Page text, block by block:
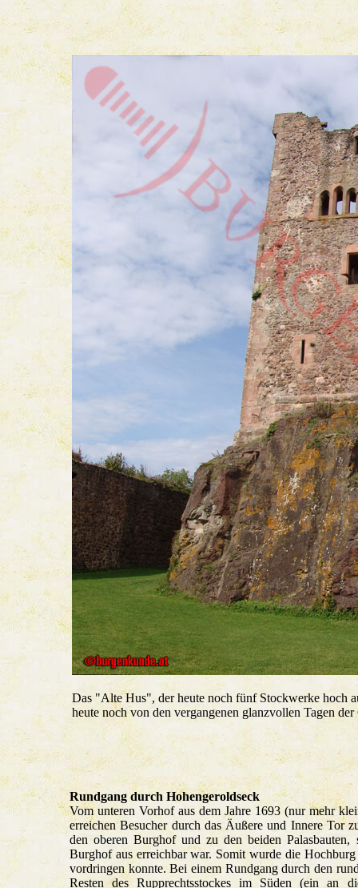
Das "Alte Hus", der heute noch fünf Stockwerke hoch
heute noch von den vergangenen glanzvollen Tagen
Rundgang durch Hohengeroldseck
Vom unteren Vorhof aus dem Jahre 1693 (nur mehr
erreichen Besucher durch das Äußere und Innere Tor
den oberen Burghof und zu den beiden
Burghof aus erreichbar war. Somit wurde die
vordringen konnte. Bei einem Rundgang durch den
Resten des Rupprechtsstockes im Süden (ein an